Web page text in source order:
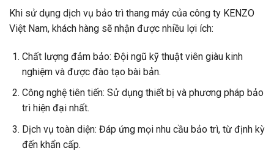
Khi sử dụng dịch vụ bảo trì thang máy của công ty KENZO
Việt Nam, khách hàng sẽ nhận được nhiều lợi ích:
Chất lượng đảm bảo: Đội ngũ kỹ thuật viên giàu kinh
nghiệm và được đào tạo bài bản.
Công nghệ tiên tiến: Sử dụng thiết bị và phương pháp bảo
trì hiện đại nhất.
Dịch vụ toàn diện: Đáp ứng mọi nhu cầu bảo trì, từ định kỳ
đến khẩn cấp.